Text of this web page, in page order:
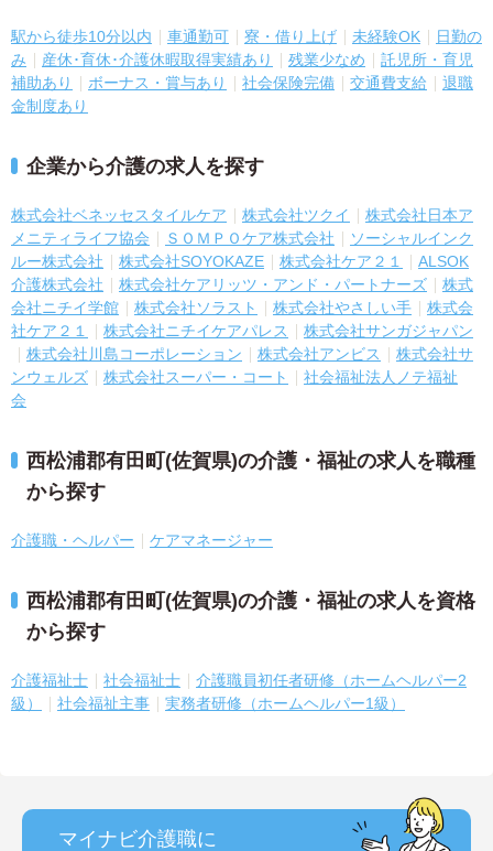
駅から徒歩10分以内 車通勤可 寮・借り上げ 未経験OK
日勤の
み
産休･育休･介護休暇取得実績あり 残業少なめ
託児所・育児
補助あり
ボーナス・賞与あり 社会保険完備 交通費支給
退職
金制度あり
企業から介護の求人を探す
株式会社ベネッセスタイルケア 株式会社ツクイ
株式会社日本ア
メニティライフ協会
ＳＯＭＰＯケア株式会社
ソーシャルインク
ルー株式会社
株式会社SOYOKAZE 株式会社ケア２１
ALSOK
介護株式会社
株式会社ケアリッツ・アンド・パートナーズ
株式
会社ニチイ学館
株式会社ソラスト 株式会社やさしい手
株式会
社ケア２１
株式会社ニチイケアパレス
株式会社サンガジャパン
株式会社川島コーポレーション
株式会社アンビス
株式会社サ
ンウェルズ
株式会社スーパー・コート
社会福祉法人ノテ福祉
会
西松浦郡有田町(佐賀県)の介護・福祉の求人を職種
から探す
介護職・ヘルパー ケアマネージャー
西松浦郡有田町(佐賀県)の介護・福祉の求人を資格
から探す
介護福祉士 社会福祉士
介護職員初任者研修（ホームヘルパー2
級）
社会福祉主事 実務者研修（ホームヘルパー1級）
マイナビ介護職に